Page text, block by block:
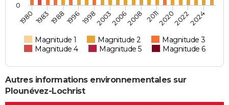
Magnitude 1 Magnitude 2
Magnitude 3
Magnitude 4
Magnitude 5 Magnitude 6
19801983198819961998200320062008 2011202020222024
0
Autres informations environnementales sur
Plounévez-Lochrist